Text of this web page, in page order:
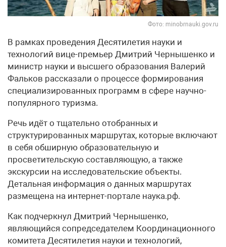
Фото: minobrnauki.gov.ru
В рамках проведения Десятилетия науки и
технологий вице-премьер Дмитрий Чернышенко и
министр науки и высшего образования Валерий
Фальков рассказали о процессе формирования
специализированных программ в сфере научно-
популярного туризма.
Речь идёт о тщательно отобранных и
структурированных маршрутах, которые включают
в себя обширную образовательную и
просветительскую составляющую, а также
экскурсии на исследовательские объекты.
Детальная информация о данных маршрутах
размещена на интернет-портале наука.рф.
Как подчеркнул Дмитрий Чернышенко,
являющийся сопредседателем Координационного
комитета Десятилетия науки и технологий,